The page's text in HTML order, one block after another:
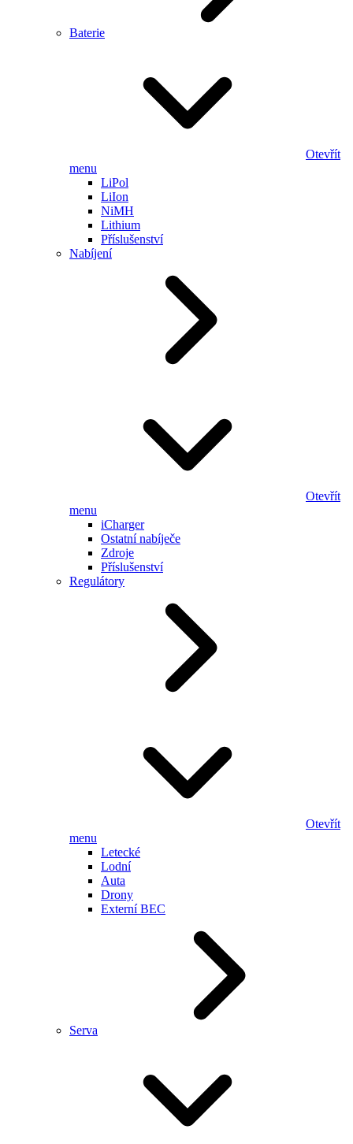
Baterie
Otevřít
menu
LiPol
LiIon
NiMH
Lithium
Příslušenství
Nabíjení
Otevřít
menu
iCharger
Ostatní nabíječe
Zdroje
Příslušenství
Regulátory
Otevřít
menu
Letecké
Lodní
Auta
Drony
Externí BEC
Serva